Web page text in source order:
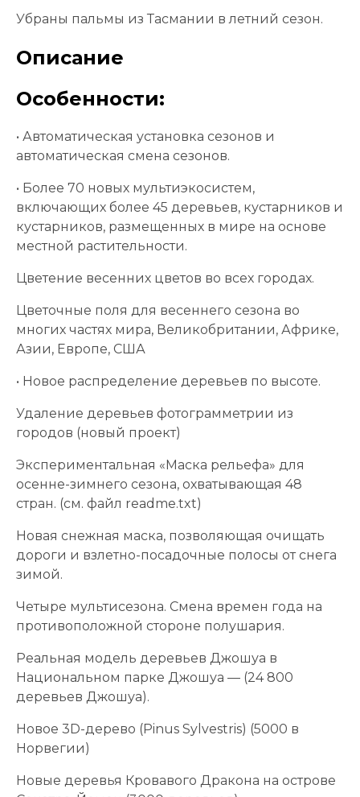
Убраны пальмы из Тасмании в летний сезон.
Описание
Особенности:
• Автоматическая установка сезонов и
автоматическая смена сезонов.
• Более 70 новых мультиэкосистем,
включающих более 45 деревьев, кустарников и
кустарников, размещенных в мире на основе
местной растительности.
Цветение весенних цветов во всех городах.
Цветочные поля для весеннего сезона во
многих частях мира, Великобритании, Африке,
Азии, Европе, США
• Новое распределение деревьев по высоте.
Удаление деревьев фотограмметрии из
городов (новый проект)
Экспериментальная «Маска рельефа» для
осенне-зимнего сезона, охватывающая 48
стран. (см. файл readme.txt)
Новая снежная маска, позволяющая очищать
дороги и взлетно-посадочные полосы от снега
зимой.
Четыре мультисезона. Смена времен года на
противоположной стороне полушария.
Реальная модель деревьев Джошуа в
Национальном парке Джошуа — (24 800
деревьев Джошуа).
Новое 3D-дерево (Pinus Sylvestris) (5000 в
Норвегии)
Новые деревья Кровавого Дракона на острове